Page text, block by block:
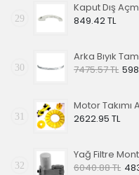
29
849.42 TL
30
Arka Bıyık
7475.57 TL
31
2622.95 TL
32
6040.88 TL